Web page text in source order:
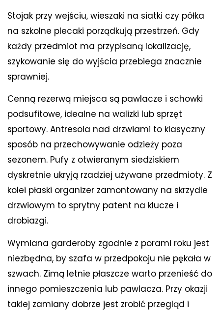
Stojak przy wejściu, wieszaki na siatki czy półka
na szkolne plecaki porządkują przestrzeń. Gdy
każdy przedmiot ma przypisaną lokalizację,
szykowanie się do wyjścia przebiega znacznie
sprawniej.
Cenną rezerwą miejsca są pawlacze i schowki
podsufitowe, idealne na walizki lub sprzęt
sportowy. Antresola nad drzwiami to klasyczny
sposób na przechowywanie odzieży poza
sezonem. Pufy z otwieranym siedziskiem
dyskretnie ukryją rzadziej używane przedmioty. Z
kolei płaski organizer zamontowany na skrzydle
drzwiowym to sprytny patent na klucze i
drobiazgi.
Wymiana garderoby zgodnie z porami roku jest
niezbędna, by szafa w przedpokoju nie pękała w
szwach. Zimą letnie płaszcze warto przenieść do
innego pomieszczenia lub pawlacza. Przy okazji
takiej zamiany dobrze jest zrobić przegląd i